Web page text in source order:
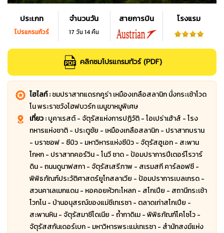
ประเภท
โปรแกรมทัวร์
จำนวนวัน
17 วัน 14 คืน
สายการบิน โรงแรม
คลิกชมโปรแกรมทัวร์ (PDF)
ไฮไลท์ :ชมปราสาทแดรกคูร่า เหมืองเกลือสลานิก นั่งกระเช้าโวด
โน พระราชวังโฮฟบวร์ก เมนูขาหมูพิเศษ
เที่ยว :บูคาเรสต์ - จัตุรัสแห่งการปฏิวัติ - โอเปร่าเฮ้าส์ - โรง
ทหารแห่งชาติ - ประตูชัย - เหมืองเกลือสลานิก - ปราสาทบราน
- บราซอฟ - ซีบิว - มหาวิหารแห่งซีบิว - จัตุรัสฮูเอท - สะพาน
โกหก - ปราสาทคอร์วิน - โนวี ซาด - ป้อมปราการปีเตอร์โรวาร์
ดิน - ถนนดูนาฟสกา - จัตุรัสเสรีภาพ - สเรมสกี คาร์ลอฟซี -
พิพิธภัณฑ์ประวัติศาสตร์ยูโกสลาเวีย - ป้อมปราการเบลเกรด -
สวนคาเลเมกแดน - หอคอยหัวกะโหลก - สโกเปีย - สถานีกระเช้า
โวกโน - บ้านอนุสรณ์ของแม่ชีเทเรซา - ตลาดเก่าสโกเปีย -
สะพานหิน - จัตุรัสมาซีโดเนีย - ถ้ำกาดิเม - พิพิธภัณฑ์โคโซโว -
จัตุรัสสกันเดอร์เบก - มหาวิหารพระแม่เทเรซา - สำนักสงฆ์แห่ง